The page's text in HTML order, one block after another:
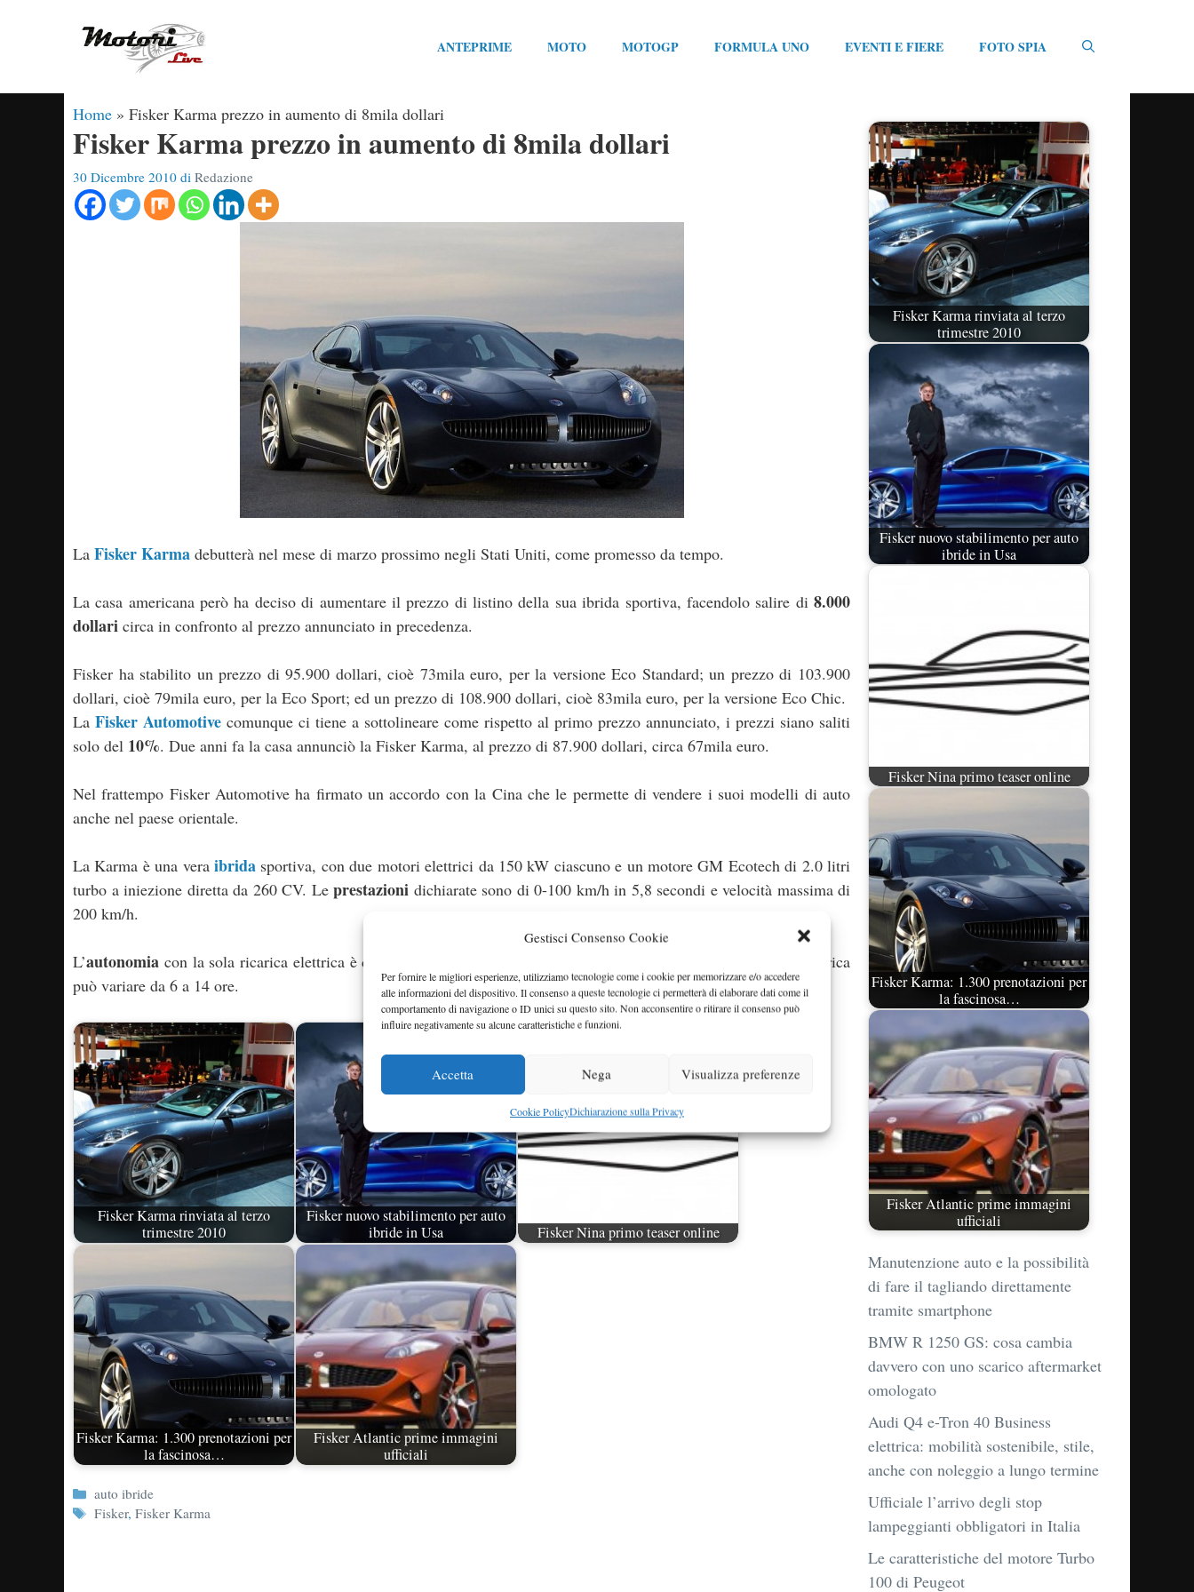
Gestisci Consenso Cookie
Per fornire le migliori esperienze, utilizziamo tecnologie come i cookie per memorizzare e/o accedere
alle informazioni del dispositivo. Il consenso a queste tecnologie ci permetterà di elaborare dati come il
comportamento di navigazione o ID unici su questo sito. Non acconsentire o ritirare il consenso può
influire negativamente su alcune caratteristiche e funzioni.
Accetta Nega Visualizza preferenze
Cookie PolicyDichiarazione sulla Privacy
ANTEPRIME MOTO MOTOGP FORMULA UNO EVENTI E FIERE FOTO SPIA
Home » Fisker Karma prezzo in aumento di 8mila dollari
Fisker Karma prezzo in aumento di 8mila dollari
30 Dicembre 2010 di Redazione
La Fisker Karma debutterà nel mese di marzo prossimo negli Stati Uniti, come promesso da tempo.
La casa americana però ha deciso di aumentare il prezzo di listino della sua ibrida sportiva, facendolo salire di 8.000
dollari circa in confronto al prezzo annunciato in precedenza.
Fisker ha stabilito un prezzo di 95.900 dollari, cioè 73mila euro, per la versione Eco Standard; un prezzo di 103.900
dollari, cioè 79mila euro, per la Eco Sport; ed un prezzo di 108.900 dollari, cioè 83mila euro, per la versione Eco Chic.
La Fisker Automotive comunque ci tiene a sottolineare come rispetto al primo prezzo annunciato, i prezzi siano saliti
solo del 10%. Due anni fa la casa annunciò la Fisker Karma, al prezzo di 87.900 dollari, circa 67mila euro.
Nel frattempo Fisker Automotive ha firmato un accordo con la Cina che le permette di vendere i suoi modelli di auto
anche nel paese orientale.
La Karma è una veraibrida sportiva, con due motori elettrici da 150 kW ciascuno e un motore GM Ecotech di 2.0 litri
turbo a iniezione diretta da 260 CV. Le prestazioni dichiarate sono di 0-100 km/h in 5,8 secondi e velocità massima di
200 km/h.
L’autonomia con la sola ricarica elettrica è di 80 km mentre con quella totale passa a 403 km. Il tempo per la ricarica
può variare da 6 a 14 ore.
Fisker Karma rinviata al terzo
trimestre 2010
Fisker nuovo stabilimento per auto
ibride in Usa
Fisker Nina primo teaser online
Fisker Karma: 1.300 prenotazioni per
la fascinosa…
Fisker Atlantic prime immagini
ufficiali
Categorie
auto ibride
Tag
Fisker,Fisker Karma
Fisker Karma rinviata al terzo
trimestre 2010
Fisker nuovo stabilimento per auto
ibride in Usa
Fisker Nina primo teaser online
Fisker Karma: 1.300 prenotazioni per
la fascinosa…
Fisker Atlantic prime immagini
ufficiali
Manutenzione auto e la possibilità
di fare il tagliando direttamente
tramite smartphone
BMW R 1250 GS: cosa cambia
davvero con uno scarico aftermarket
omologato
Audi Q4 e-Tron 40 Business
elettrica: mobilità sostenibile, stile,
anche con noleggio a lungo termine
Ufficiale l’arrivo degli stop
lampeggianti obbligatori in Italia
Le caratteristiche del motore Turbo
100 di Peugeot